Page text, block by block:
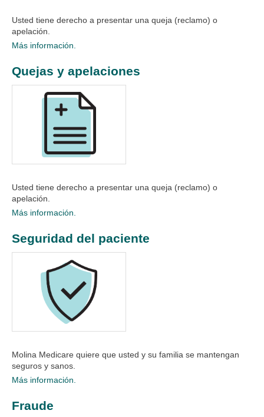
Usted tiene derecho a presentar una queja (reclamo) o
apelación.​
Más información.
Quejas y apelaciones
Usted tiene derecho a presentar una queja (reclamo) o
apelación.​
Más información.
Seguridad del paciente
Molina Medicare quiere que usted y su familia se mantengan
seguros y sanos.​
Más información.
Fraude